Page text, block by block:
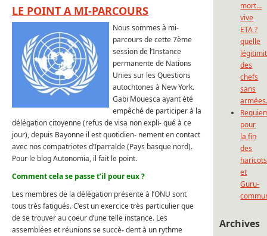
LE POINT A MI-PARCOURS
Nous sommes à mi-
parcours de cette 7ème
session de l’Instance
permanente de Nations
Unies sur les Questions
autochtones à New York.
Gabi Mouesca ayant été
empêché de participer à la
délégation citoyenne (refus de visa non expli- qué à ce
jour), depuis Bayonne il est quotidien- nement en contact
avec nos compatriotes d’Iparralde (Pays basque nord).
Pour le blog Autonomia, il fait le point.
Comment cela se passe t’il pour eux ?
Les membres de la délégation présente à l’ONU sont
tous très fatigués. C’est un exercice très particulier que
de se trouver au coeur d’une telle instance. Les
assemblées et réunions se succè- dent à un rythme
mort…
vive
ETA ?
quelle
des
chefs
sans
pour
la fin
des
et
Guru-
Archives